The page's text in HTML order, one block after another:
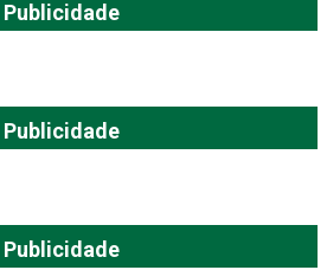
Publicidade
Publicidade
Publicidade